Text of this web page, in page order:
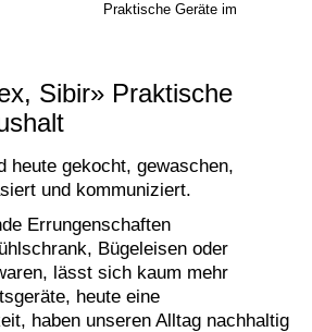
Praktische Geräte im
Sibir» Praktische
heute gekocht, gewaschen,
und kommuniziert.
Errungenschaften
Bügeleisen oder
lässt sich kaum mehr
heute eine
haben unseren Alltag nachhaltig